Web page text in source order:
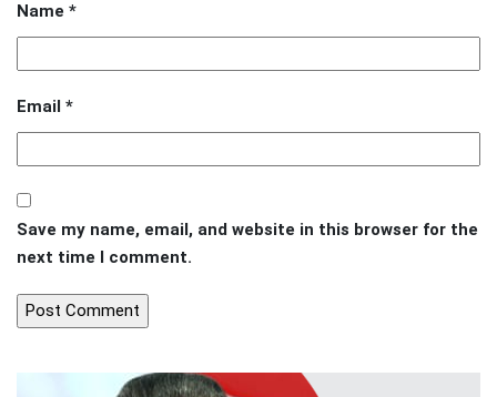
Name *
Email *
Save my name, email, and website in this browser for the
next time I comment.